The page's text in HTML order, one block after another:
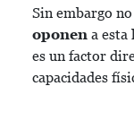
Sin embargo no
oponen a esta
es un factor
capacidades